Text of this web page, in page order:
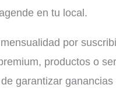
en tu local.
por
productos o
garantizar ganancias